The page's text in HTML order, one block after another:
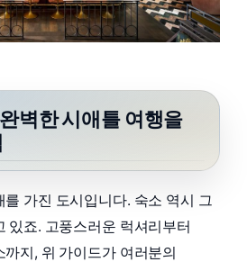
벽한 시애틀 여행을
가진 도시입니다. 숙소 역시 그
있죠. 고풍스러운 럭셔리부터
지, 위 가이드가 여러분의